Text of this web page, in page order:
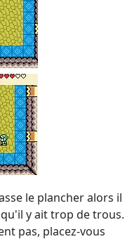
le plancher alors il
y ait trop de trous.
pas, placez-vous